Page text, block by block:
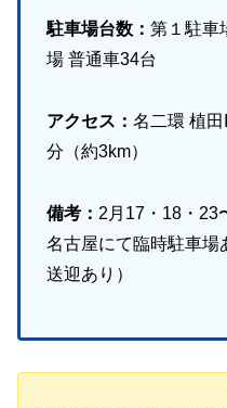
駐車場台数： 第１駐
場 普通車34台
アクセス： 名二環 植
分（約3km）
備考： 2月17・18・23
名古屋にて臨時駐車場
送迎あり）